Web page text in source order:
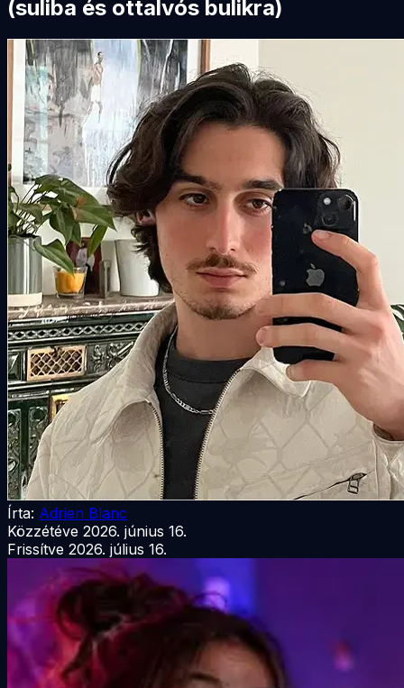
(suliba és ottalvós bulikra)
Írta: Adrien Blanc
Közzétéve 2026. június 16.
Frissítve 2026. július 16.